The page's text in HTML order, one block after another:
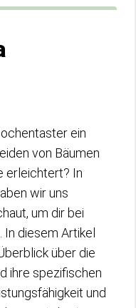
ein
von Bäumen
erleichtert? In
wir uns
um dir bei
diesem Artikel
über die
ihre spezifischen
und